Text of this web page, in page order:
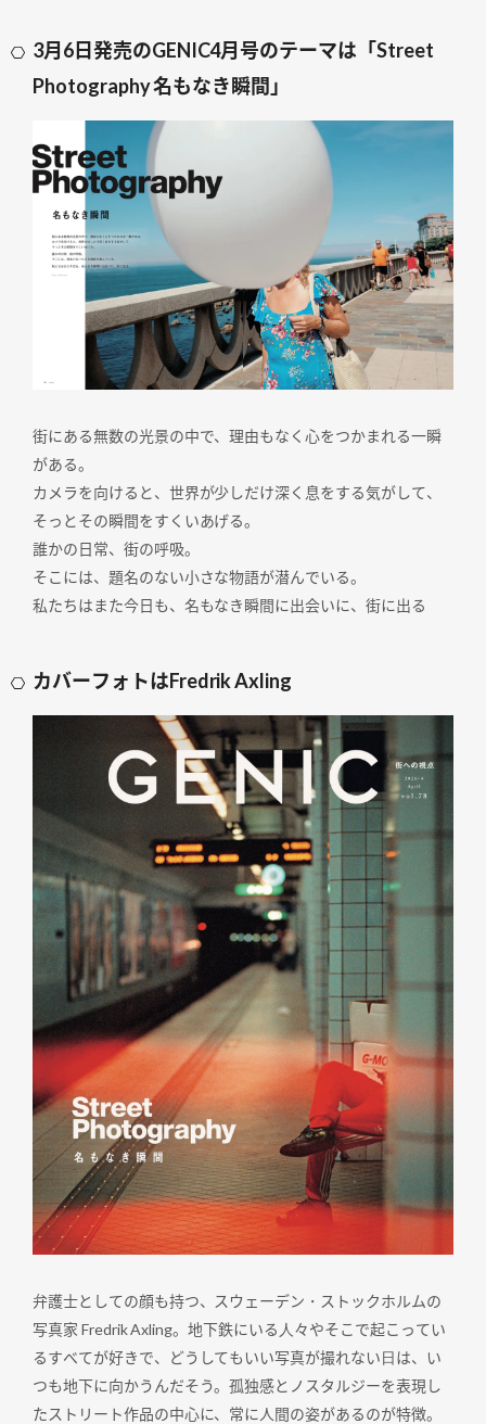
3月6日発売のGENIC4月号のテーマは「Street
Photography 名もなき瞬間」
街にある無数の光景の中で、理由もなく心をつかまれる一瞬
がある。
カメラを向けると、世界が少しだけ深く息をする気がして、
そっとその瞬間をすくいあげる。
誰かの日常、街の呼吸。
そこには、題名のない小さな物語が潜んでいる。
私たちはまた今日も、名もなき瞬間に出会いに、街に出る
カバーフォトはFredrik Axling
弁護士としての顔も持つ、スウェーデン・ストックホルムの
写真家 Fredrik Axling。地下鉄にいる⼈々やそこで起こってい
るすべてが好きで、どうしてもいい写真が撮れない⽇は、い
つも地下に向かうんだそう。孤独感とノスタルジーを表現し
たストリート作品の中心に、常に人間の姿があるのが特徴。